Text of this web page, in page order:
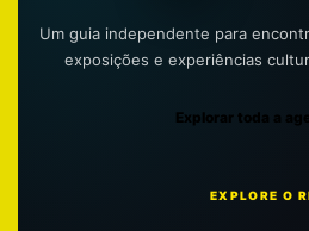
Um guia independente para
exposições e experiências
Explorar toda a
EXPLORE O